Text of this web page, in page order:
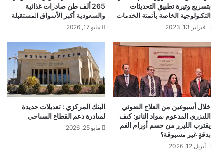
بتسريع وتيرة تطبيق التحديثات
التكنولوجية الخاصة بأتمتة الخدمات
فبراير 13, 2023
265 ألف طن صادرات غذائية
والسعودية أكبر الأسواق المستقبلة
مايو 17, 2026
خلال أسبوعين من العلاج الضوئي
الليزري المدعوم بمواد النانو:كيف
يقترب الليزر من حسم أورام الفم
بدقةٍ غير مسبوقة؟
أبريل 12, 2026
البنك المركزي : تعديلات جديدة
لمبادرة دعم القطاع السياحي
مايو 25, 2026